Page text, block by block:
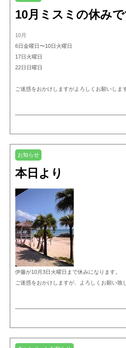
10月ミスミの休み
10月
6日金曜日〜10日火曜日
17日火曜日
22日日曜日
ご迷惑をおかけしますがよろしくお願いしま
お知らせ
本日より
伊藤が10月3日火曜日まで休みになります。
ご迷惑をおかけしますが、よろしくお願い致